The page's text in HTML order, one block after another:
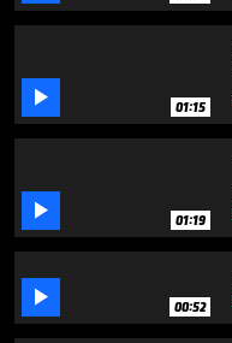
 01:15
 01:19
 00:52